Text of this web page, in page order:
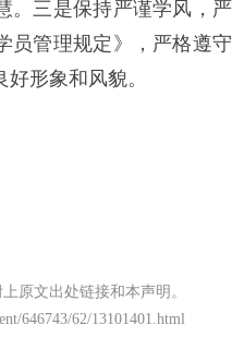
。三是保持严谨学风，
员管理规定》，严格遵
形象和风貌。
原文出处链接和本声明。
646743/62/13101401.html